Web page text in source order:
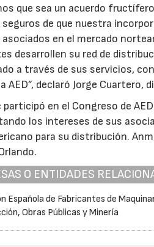
que sea un acuerdo
de que nuestra
en el mercado
desarrollen su red de
a través de sus servicios,
AED”, declaró Jorge
participó en el Congreso de
los intereses de sus
para su distribución.
O ENTIDADES
Española de Fabricantes de
Obras Públicas y Minería